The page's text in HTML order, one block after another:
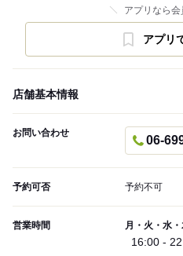
アプリなら会
アプリ
店舗基本情報
お問い合わせ
06-
予約可否 予約不可
営業時間 月・火・水
16:00 -